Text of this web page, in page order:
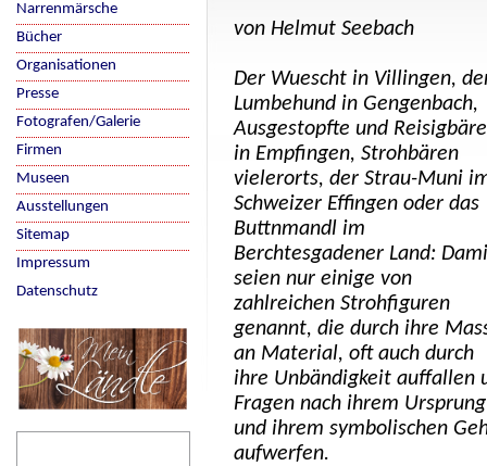
von Helmut Seebach
Der Wuescht in Villingen,
Lumbehund in Gengenbach,
Ausgestopfte und
in Empfingen, Strohbären
vielerorts, der Strau-Muni
Schweizer Effingen oder das
Buttnmandl im
Berchtesgadener Land:
seien nur einige von
zahlreichen Strohfiguren
genannt, die durch ihre
an Material, oft auch durch
ihre Unbändigkeit auffallen
Fragen nach ihrem Ursprung
und ihrem symbolischen
aufwerfen.
Narrenmärsche
Bücher
Organisationen
Presse
Fotografen/Galerie
Firmen
Museen
Ausstellungen
Sitemap
Impressum
Datenschutz